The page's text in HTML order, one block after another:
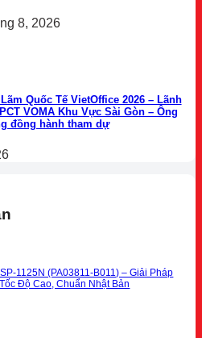
8, 2026
Quốc Tế VietOffice 2026 – Lãnh
VOMA Khu Vực Sài Gòn – Ông
đồng hành tham dự
1125N (PA03811-B011) – Giải Pháp
Độ Cao, Chuẩn Nhật Bản